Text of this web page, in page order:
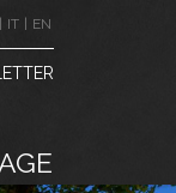
IT EN